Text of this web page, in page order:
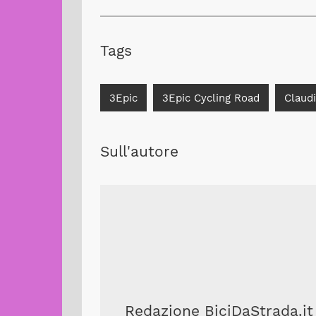
Tags
3Epic 3Epic Cycling Road
Sull'autore
Redazione BiciDaStrada.it